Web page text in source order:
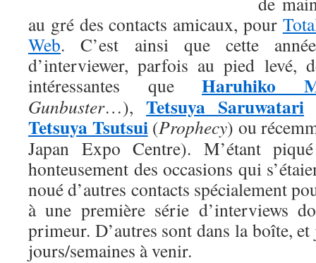
au gré des contacts amicaux, pour
Web. C’est ainsi que cette
d’interviewer, parfois au pied levé,
intéressantes que Haruhiko
Gunbuster…), Tetsuya Saruwatari
Tetsuya Tsutsui(Prophecy) ou
Japan Expo Centre). M’étant
honteusement des occasions qui
noué d’autres contacts spécialement
à une première série d’interviews
primeur. D’autres sont dans la boîte,
jours/semaines à venir.